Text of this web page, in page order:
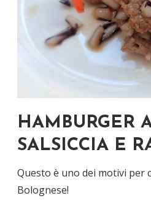
HAMBURGER
SALSICCIA E
Questo è uno dei motivi per
Bolognese!